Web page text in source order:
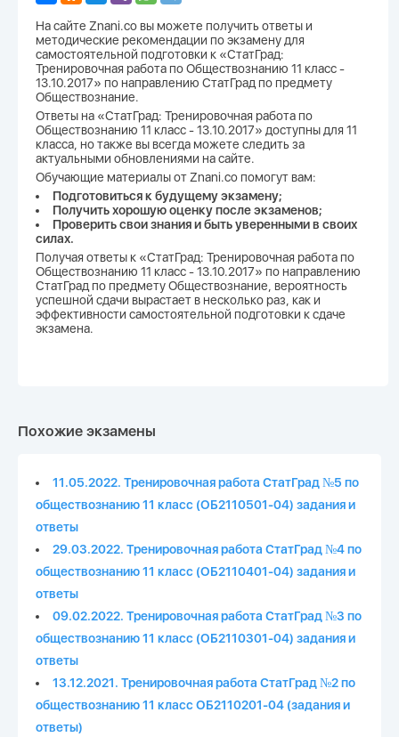
На сайте Znani.co вы можете получить ответы и
методические рекомендации по экзамену для
самостоятельной подготовки к «СтатГрад:
Тренировочная работа по Обществознанию 11 класс -
13.10.2017» по направлению СтатГрад по предмету
Обществознание.
Ответы на «СтатГрад: Тренировочная работа по
Обществознанию 11 класс - 13.10.2017» доступны для 11
класса, но также вы всегда можете следить за
актуальными обновлениями на сайте.
Обучающие материалы от Znani.co помогут вам:
Подготовиться к будущему экзамену;
Получить хорошую оценку после экзаменов;
Проверить свои знания и быть уверенными в своих
силах.
Получая ответы к «СтатГрад: Тренировочная работа по
Обществознанию 11 класс - 13.10.2017» по направлению
СтатГрад по предмету Обществознание, вероятность
успешной сдачи вырастает в несколько раз, как и
эффективности самостоятельной подготовки к сдаче
экзамена.
Похожие экзамены
11.05.2022. Тренировочная работа СтатГрад №5 по
обществознанию 11 класс (ОБ2110501-04) задания и
ответы
29.03.2022. Тренировочная работа СтатГрад №4 по
обществознанию 11 класс (ОБ2110401-04) задания и
ответы
09.02.2022. Тренировочная работа СтатГрад №3 по
обществознанию 11 класс (ОБ2110301-04) задания и
ответы
13.12.2021. Тренировочная работа СтатГрад №2 по
обществознанию 11 класс ОБ2110201-04 (задания и
ответы)